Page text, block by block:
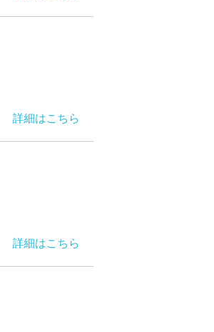
詳細はこちら
詳細はこちら